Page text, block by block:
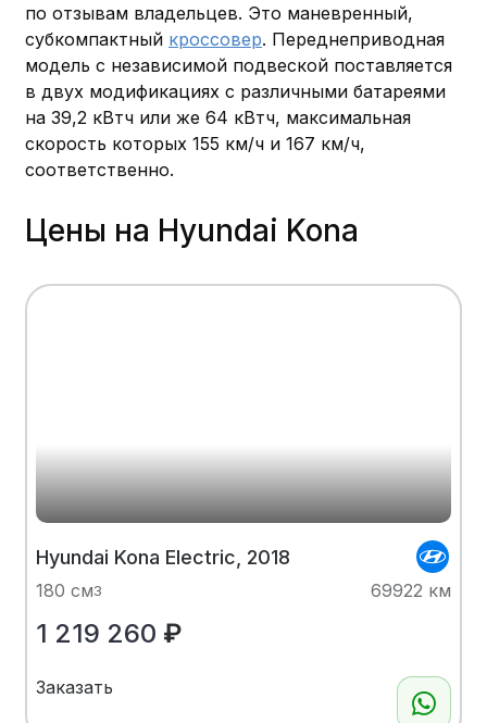
по отзывам владельцев. Это маневренный,
субкомпактный кроссовер. Переднеприводная
модель с независимой подвеской поставляется
в двух модификациях с различными батареями
на 39,2 кВтч или же 64 кВтч, максимальная
скорость которых 155 км/ч и 167 км/ч,
соответственно.
Цены на Hyundai Kona
Hyundai Kona Electric, 2018
180 см3 69922 км
1 219 260 ₽
Заказать